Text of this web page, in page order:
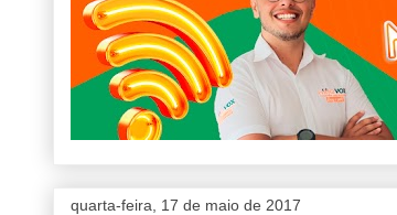
quarta-feira, 17 de maio de 2017